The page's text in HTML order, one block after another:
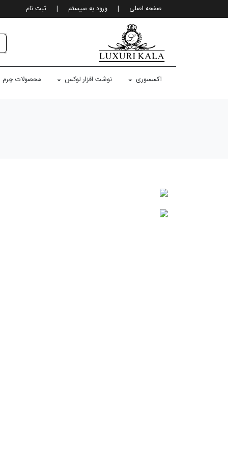
صفحه اصلی | ورود به سيستم | ثبت نام
اکسسوری نوشت افزار لوکس محصولات چرم